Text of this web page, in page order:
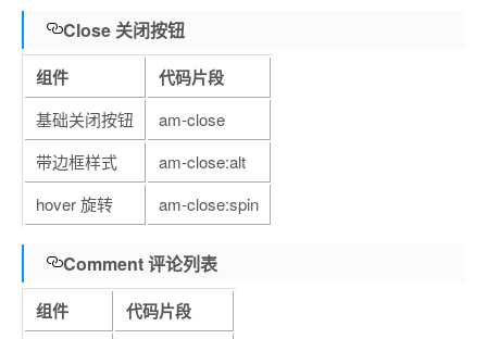
Close 关闭按钮
组件 代码片段
基础关闭按钮
am-close
带边框样式
am-close:alt
hover 旋转
am-close:spin
Comment 评论列表
组件 代码片段